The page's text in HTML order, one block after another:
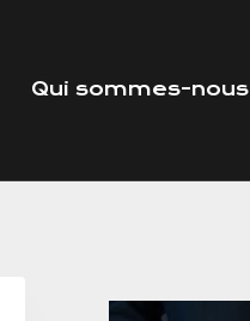
Qui sommes-nous